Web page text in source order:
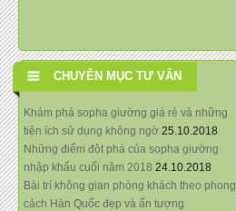
CHUYÊN MỤC TƯ VẤN
Khám phá sopha giường giá rẻ và những
tiện ích sử dụng không ngờ 25.10.2018
Những điểm đột phá của sopha giường
nhập khẩu cuối năm 2018 24.10.2018
Bài trí không gian phòng khách theo phong
cách Hàn Quốc đẹp và ấn tượng